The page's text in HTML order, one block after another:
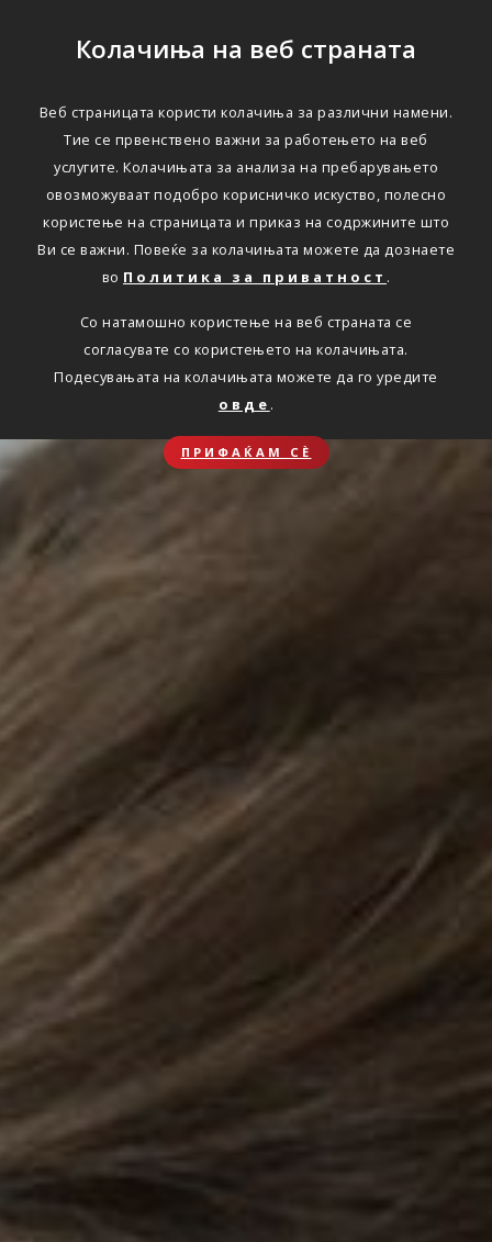
Колачиња на веб страната
Веб страницата користи колачиња за различни намени.
Тие се првенствено важни за работењето на веб
услугите. Колачињата за анализа на пребарувањето
овозможуваат подобро корисничко искуство, полесно
користење на страницата и приказ на содржините што
Ви се важни. Повеќе за колачињата можете да дознаете
во Политика за приватност .
Со натамошно користење на веб страната се
согласувате со користењето на колачињата.
Подесувањата на колачињата можете да го уредите
овде .
ПРИФАЌАМ СЀ